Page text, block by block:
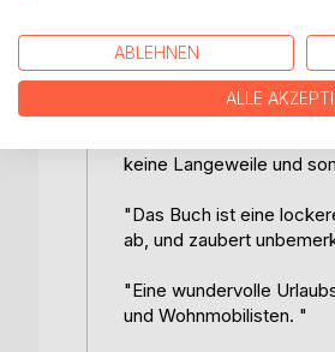
"Claude Sauvage hat
vorgelegt, der auf jeder
Frankreich gibt's zum
"Die Abwechslung, die
zuletzt die kleine
keine Langeweile und
"Das Buch ist eine
ab, und zaubert
"Eine wundervolle
und Wohnmobilisten. "
ABLEHNEN
ALLE